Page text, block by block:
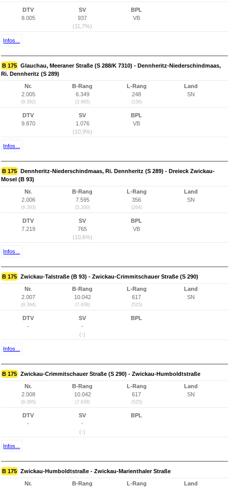
DTV
8.005
SV
937
(11,7%)
BPL
VB
Infos...
B 175 Glauchau, Meeraner Straße (S 288/K 7310) - Dennheritz-Niederschindmaas,
Ri. Dennheritz (S 289)
Nr.
2.005
(9.392)
B-Rang
6.349
(3.965)
L-Rang
248
(156)
Land
SN
DTV
9.870
SV
1.076
(10,9%)
BPL
VB
Infos...
B 175 Dennheritz-Niederschindmaas, Ri. Dennheritz (S 289) - Dreieck Zwickau-
Mosel (B 93)
Nr.
2.006
(9.393)
B-Rang
7.595
(5.200)
L-Rang
356
(264)
Land
SN
DTV
7.219
SV
765
(10,6%)
BPL
VB
Infos...
B 175 Zwickau-Talstraße (B 93) - Zwickau-Crimmitschauer Straße (S 290)
Nr.
2.007
(9.394)
B-Rang
10.042
(7.638)
L-Rang
617
(525)
Land
SN
DTV
-
SV
-
(-)
BPL
Infos...
B 175 Zwickau-Crimmitschauer Straße (S 290) - Zwickau-Humboldtstraße
Nr.
2.008
(9.395)
B-Rang
10.042
(7.638)
L-Rang
617
(525)
Land
SN
DTV
-
SV
-
(-)
BPL
Infos...
B 175 Zwickau-Humboldtstraße - Zwickau-Marienthaler Straße
Nr.
B-Rang
L-Rang
Land